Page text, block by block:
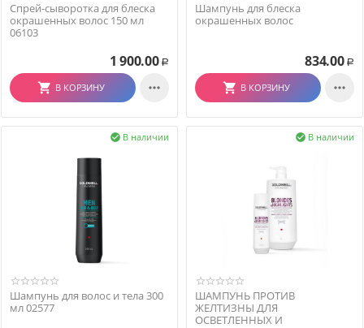
Спрей-сыворотка для блеска
окрашенных волос 150 мл
06103
1 900.00 Р
В КОРЗИНУ 
Шампунь для блеска
окрашенных волос
834.00 Р
В КОРЗИНУ 
В наличии

Шампунь для волос и тела 300
мл 02577
В наличии

ШАМПУНЬ ПРОТИВ
ЖЕЛТИЗНЫ ДЛЯ
ОСВЕТЛЕННЫХ И